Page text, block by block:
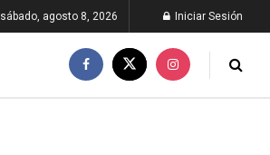
sábado, agosto 8, 2026 Iniciar Sesión